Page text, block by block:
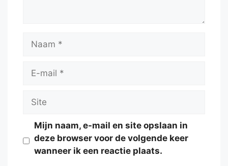
Naam
Site
Mijn naam, e-mail en site opslaan in
deze browser voor de volgende keer
wanneer ik een reactie plaats.